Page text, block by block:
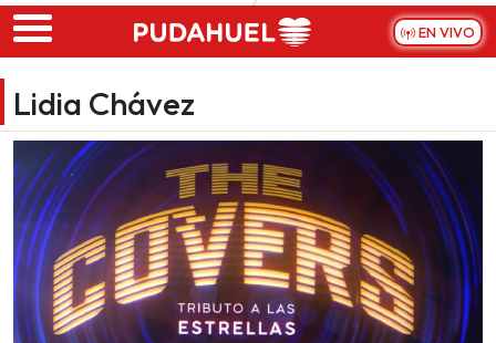
Skip to main content
EN VIVO
Lidia Chávez